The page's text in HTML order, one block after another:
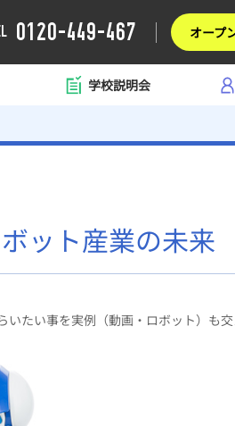
0120-449-467 オープ
学校説明会
ット産業の未来
たい事を実例（動画・ロボット）も交